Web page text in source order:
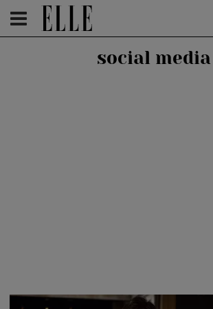
HOMEPAGE /LIFESTYLE
social media